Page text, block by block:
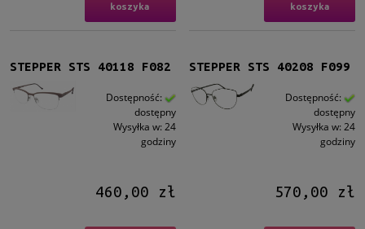
koszyka
koszyka
STEPPER STS 40118 F082
Dostępność:
dostępny
Wysyłka w: 24
godziny
460,00 zł
STEPPER STS 40208 F099
Dostępność:
dostępny
Wysyłka w: 24
godziny
570,00 zł